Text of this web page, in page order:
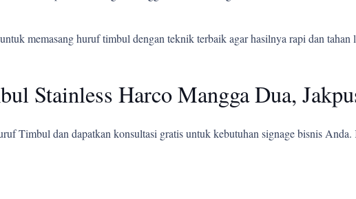
memasang huruf timbul dengan teknik terbaik agar hasilnya rapi dan tahan
Stainless Harco Mangga Dua,
Timbul dan dapatkan konsultasi gratis untuk kebutuhan signage bisnis